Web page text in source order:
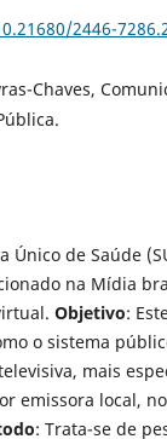
2446-
Chaves,
Único de Saúde
na Mídia
Objetivo:
o sistema
mais
emissora local,
: Trata-se de